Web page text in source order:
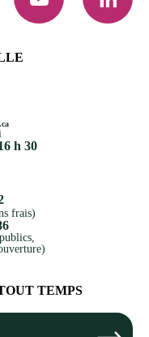
h 30
frais)
TEMPS
Submit